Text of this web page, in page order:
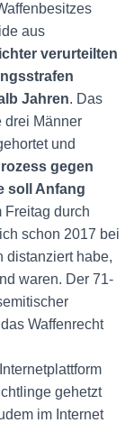
aus
verurteilten
Jahren. Das
drei Männer
und
gegen
soll Anfang
Freitag durch
schon 2017 bei
distanziert habe,
waren. Der 71-
Waffenrecht
gehetzt
im Internet